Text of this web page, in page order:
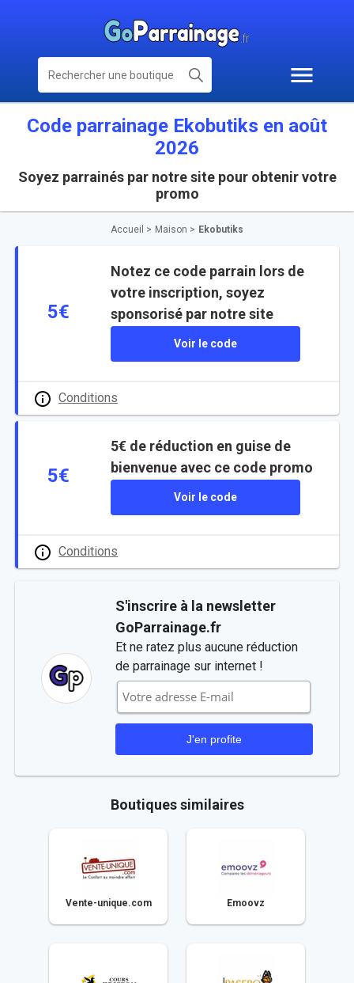
Code parrainage Ekobutiks en août
2026
Soyez parrainés par notre site pour obtenir votre
promo
Accueil > Maison > Ekobutiks
5€
Notez ce code parrain lors de
votre inscription, soyez
sponsorisé par notre site
Voir le code
Conditions
5€
5€ de réduction en guise de
bienvenue avec ce code promo
Voir le code
Conditions
S'inscrire à la newsletter
GoParrainage.fr
Et ne ratez plus aucune réduction
de parrainage sur internet !
Boutiques similaires
Vente-unique.com Emoovz